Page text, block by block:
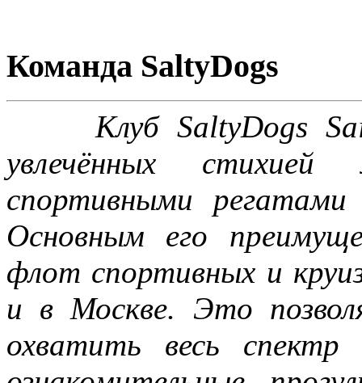
Команда SaltyDogs
Клуб SaltyDogs
увлечённых
спортивными
Основным его
флот спортивных и
и в Москве. Это
охватить весь